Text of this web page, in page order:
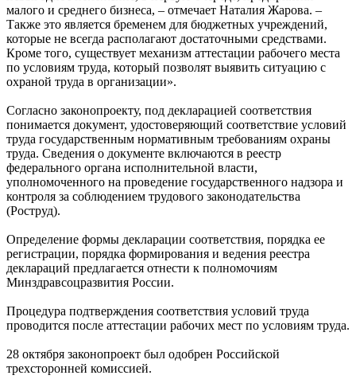
малого и среднего бизнеса, – отмечает Наталия Жарова. –
Также это является бременем для бюджетных учреждений,
которые не всегда располагают достаточными средствами.
Кроме того, существует механизм аттестации рабочего места
по условиям труда, который позволят выявить ситуацию с
охраной труда в организации».
Согласно законопроекту, под декларацией соответствия
понимается документ, удостоверяющий соответствие условий
труда государственным нормативным требованиям охраны
труда. Сведения о документе включаются в реестр
федерального органа исполнительной власти,
уполномоченного на проведение государственного надзора и
контроля за соблюдением трудового законодательства
(Роструд).
Определение формы декларации соответствия, порядка ее
регистрации, порядка формирования и ведения реестра
деклараций предлагается отнести к полномочиям
Минздравсоцразвития России.
Процедура подтверждения соответствия условий труда
проводится после аттестации рабочих мест по условиям труда.
28 октября законопроект был одобрен Российской
трехсторонней комиссией.